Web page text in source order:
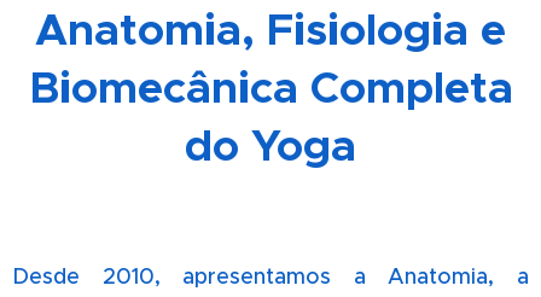
Anatomia, Fisiologia e
Biomecânica Completa
do Yoga
Desde 2010,
apresentamos a Anatomia, a